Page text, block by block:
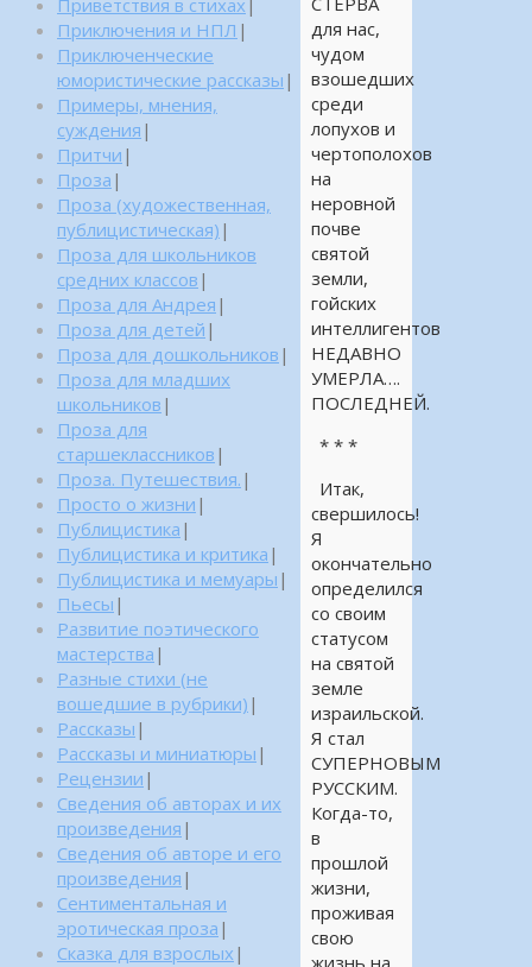
для нас,
чудом
взошедших
среди
лопухов и
чертополохов
на
неровной
почве
святой
земли,
гойских
интеллигентов
НЕДАВНО
УМЕРЛА….
ПОСЛЕДНЕЙ.
* * *
Итак,
свершилось!
Я
окончательно
определился
со своим
статусом
на святой
земле
израильской.
Я стал
СУПЕРНОВЫМ
РУССКИМ.
Когда-то,
в
прошлой
жизни,
проживая
свою
Приветствия в стихах
Приключения и НПЛ |
Приключенческие
юмористические рассказы |
Примеры, мнения,
суждения |
Притчи |
Проза |
Проза (художественная,
публицистическая) |
Проза для школьников
средних классов |
Проза для Андрея |
Проза для детей |
Проза для дошкольников |
Проза для младших
школьников |
Проза для
старшеклассников |
Проза. Путешествия. |
Просто о жизни |
Публицистика |
Публицистика и критика |
Публицистика и мемуары |
Пьесы |
Развитие поэтического
мастерства |
Разные стихи (не
вошедшие в рубрики) |
Рассказы |
Рассказы и миниатюры |
Рецензии |
Сведения об авторах и их
произведения |
Сведения об авторе и его
произведения |
Сентиментальная и
эротическая проза |
Сказка для взрослых |